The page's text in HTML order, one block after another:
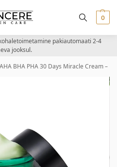
0
pakiautomaati 2-4
jooksul.
BHA PHA 30 Days Miracle Cream –